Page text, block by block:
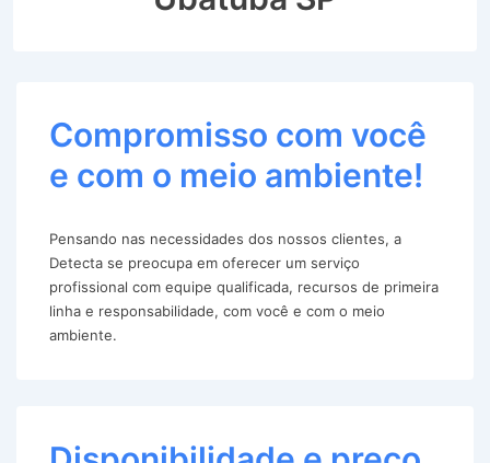
Compromisso com você
e com o meio ambiente!
Pensando nas necessidades dos nossos clientes, a
Detecta se preocupa em oferecer um serviço
profissional com equipe qualificada, recursos de primeira
linha e responsabilidade, com você e com o meio
ambiente.